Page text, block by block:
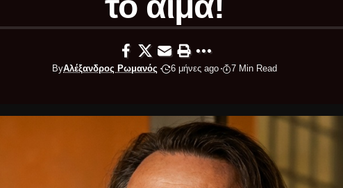
ByΑλέξανδρος Ρωμανός 6 μήνες ago 7 Min Read